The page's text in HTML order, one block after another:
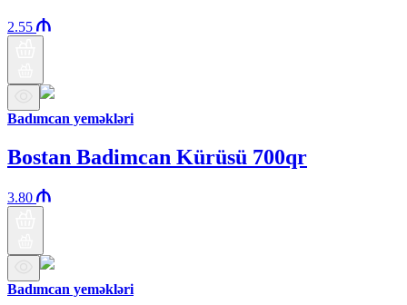
2.55
Badımcan yeməkləri
Bostan Badimcan Kürüsü 700qr
3.80
Badımcan yeməkləri